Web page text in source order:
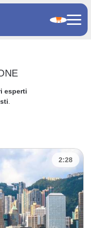
esperti
2:28